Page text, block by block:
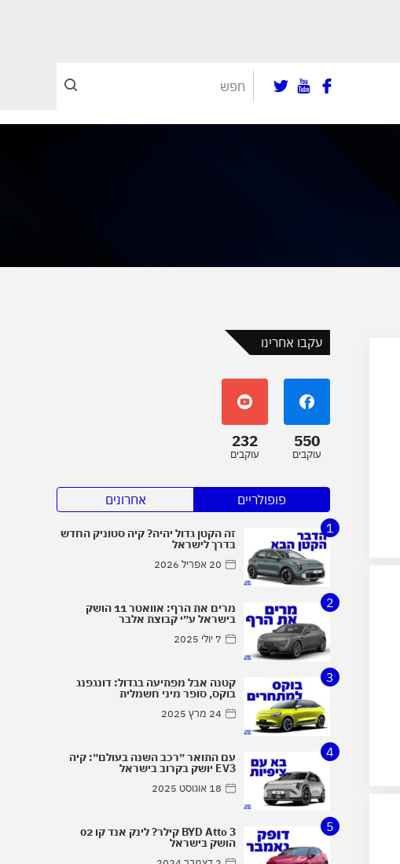
עקבו אחרינו
550
עוקבים
232
עוקבים
פופולריים
אחרונים
1
זה הקטן גדול יהיה? קיה סטוניק החדש
בדרך לישראל
20 אפריל 2026
2 מרים את הרף: אוואטר 11 הושק
בישראל ע״י קבוצת אלבר
7 יולי 2025
3 קטנה אבל מפתיעה בגדול: דונגפנג
בוקס, סופר מיני חשמלית
24 מרץ 2025
4 עם התואר ״רכב השנה בעולם״: קיה
EV3 יושק בקרוב בישראל
18 אוגוסט 2025
5 BYD Atto 3 קילר? לינק אנד קו 02
הושק בישראל